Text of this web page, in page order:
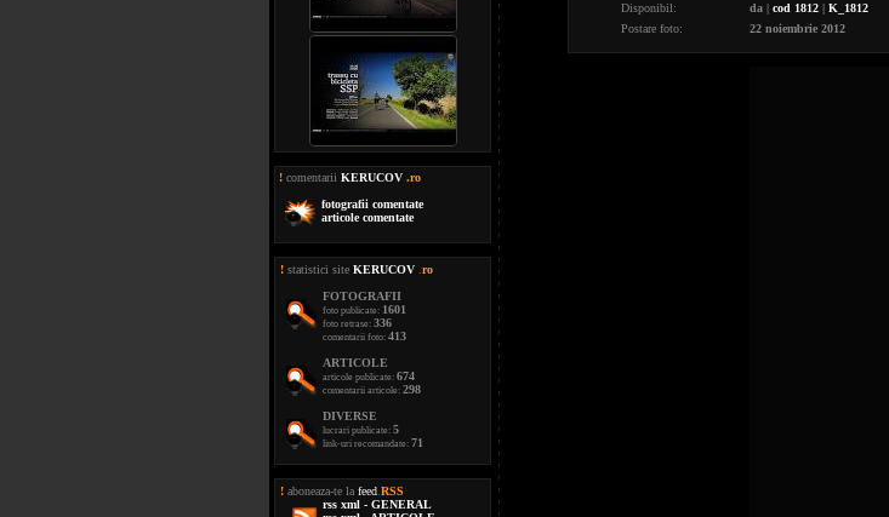
! comentarii KERUCOV .ro
fotografii comentate
articole comentate
! statistici site KERUCOV ro
FOTOGRAFII
foto publicate: 1601
foto retrase: 336
comentarii foto: 413
ARTICOLE
articole publicate: 674
comentarii articole: 298
DIVERSE
lucrari publicate: 5
link-uri recomandate: 71
! aboneaza-te la feed RSS
rss xml - GENERAL
Disponibil:
da | cod 1812 | K_1812
Postare foto:
22 noiembrie 2012